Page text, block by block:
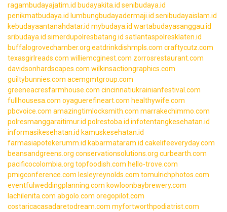
ragambudayajatim.id budayakita.id senibudaya.id
penikmatbudaya.id lumbungbudayadermaji.id senibudayaislam.id
kebudayaantanahdatar.id mybudaya.id wartabudayasanggau.id
sribudaya.id simerdupolresbatang.id satlantaspolresklaten.id
buffalogrovechamber.org eatdrinkdishmpls.com craftycutz.com
texasgirlreads.com williemcginest.com zorrosrestaurant.com
davidsonhardscapes.com wilkinsactiongraphics.com
guiltybunnies.com acemgmtgroup.com
greeneacresfarmhouse.com cincinnatiukrainianfestival.com
fullhousesa.com oyaguerefineart.com healthywife.com
pbcvoice.com amazingtimlocksmith.com marrakechimmo.com
polresmanggaraitimur.id polrestoba.id infotentangkesehatan.id
informasikesehatan.id kamuskesehatan.id
farmasiapotekerumm.id kabarmataram.id cakelifeeveryday.com
beansandgreens.org conservationsolutions.org curbearth.com
pacificocolombia.org topfoodish.com hello-trove.com
pmigconference.com lesleyreynolds.com tomulrichphotos.com
eventfulweddingplanning.com kowloonbaybrewery.com
lachilenita.com abgolo.com oregopilot.com
costaricacasadaretodream.com myfortworthpodiatrist.com